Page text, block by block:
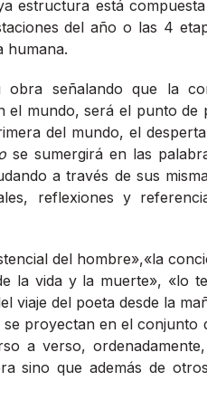
estructura está
del año o las 4
humana.
señalando que la
el mundo, será el punto de
del mundo, el
se sumergirá en las
a través de sus
reflexiones y
del hombre»,«la
la vida y la muerte», «lo
viaje del poeta desde la
proyectan en el conjunto
a verso,
sino que además de